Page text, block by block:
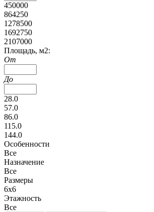
450000
864250
1278500
1692750
2107000
Площадь, м2:
От
До
28.0
57.0
86.0
115.0
144.0
Особенности
Все
Назначение
Все
Размеры
6х6
Этажность
Все